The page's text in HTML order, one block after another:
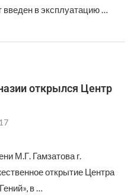
введен в эксплуатацию …
открылся Центр
М.Г. Гамзатова г.
открытие Центра
в …